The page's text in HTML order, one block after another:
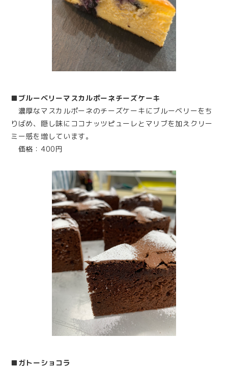
■ブルーベリーマスカルポーネチーズケーキ
濃厚なマスカルポーネのチーズケーキにブルーベリーをち
りばめ、隠し味にココナッツピューレとマリブを加えクリー
ミー感を増しています。
価格：400円
■ガトーショコラ